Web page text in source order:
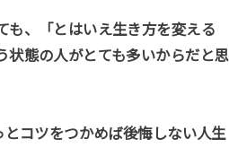
も、「とはいえ生き方を変える
状態の人がとても多いからだと思
コツをつかめば後悔しない人生